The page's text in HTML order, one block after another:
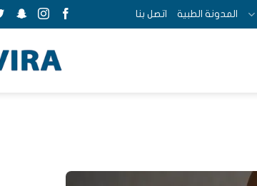
المدونة الطبية اتصل بنا